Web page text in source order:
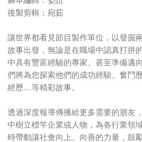
後製剪輯：宛茹
讓世界都看見節目製作單位，以發掘
故事出發，無論是在職場中認真打拼
中具有豐富經驗的專家、甚至準備邁
們將為您探索他們的成功經驗、奮鬥
經歷…等精彩故事。
透過深度報導傳播給更多需要的朋友
中樹立標竿企業或人物，為各行業領
時帶動讓社會向上、向善的力量，鼓